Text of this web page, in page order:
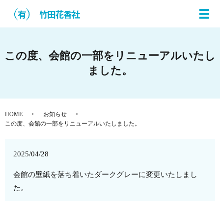
メ
この度、会館の一部をリニューアルいたし
ました。
HOME
お知らせ
この度、会館の一部をリニューアルいたしました。
2025/04/28
会館の壁紙を落ち着いたダークグレーに変更いたしまし
た。